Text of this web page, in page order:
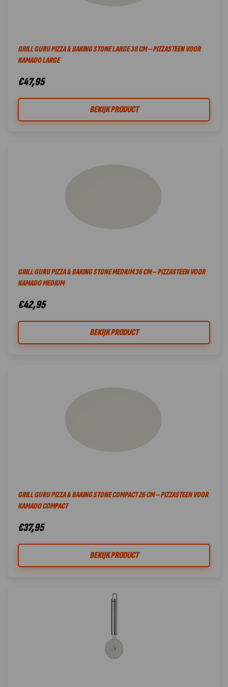
GRILL GURU PIZZA & BAKING STONE LARGE 38 CM – PIZZASTEEN VOOR
KAMADO LARGE
€47,95
BEKIJK PRODUCT
GRILL GURU PIZZA & BAKING STONE MEDIUM 36 CM – PIZZASTEEN VOOR
KAMADO MEDIUM
€42,95
BEKIJK PRODUCT
GRILL GURU PIZZA & BAKING STONE COMPACT 26 CM – PIZZASTEEN VOOR
KAMADO COMPACT
€37,95
BEKIJK PRODUCT